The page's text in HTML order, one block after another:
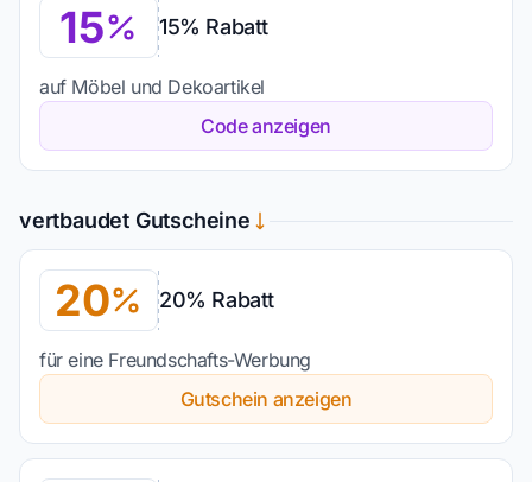
15 15% Rabatt
auf Möbel und Dekoartikel
Code anzeigen
vertbaudet Gutscheine
20 20% Rabatt
für eine Freundschafts-Werbung
Gutschein anzeigen